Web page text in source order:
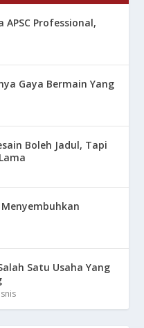
APSC Professional,
Gaya Bermain Yang
Boleh Jadul, Tapi
Satu Usaha Yang